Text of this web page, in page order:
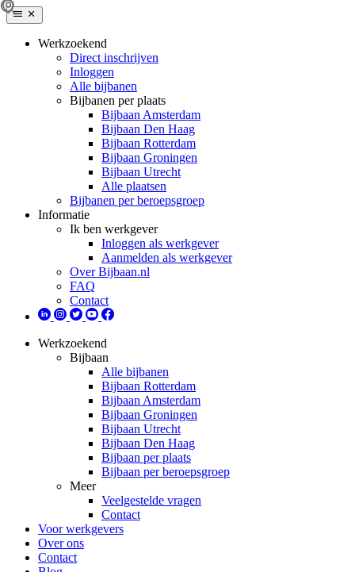
Werkzoekend
Direct inschrijven
Inloggen
Alle bijbanen
Bijbanen per plaats
Bijbaan Amsterdam
Bijbaan Den Haag
Bijbaan Rotterdam
Bijbaan Groningen
Bijbaan Utrecht
Alle plaatsen
Bijbanen per beroepsgroep
Informatie
Ik ben werkgever
Inloggen als werkgever
Aanmelden als werkgever
Over Bijbaan.nl
FAQ
Contact
Werkzoekend
Bijbaan
Alle bijbanen
Bijbaan Rotterdam
Bijbaan Amsterdam
Bijbaan Groningen
Bijbaan Utrecht
Bijbaan Den Haag
Bijbaan per plaats
Bijbaan per beroepsgroep
Meer
Veelgestelde vragen
Contact
Voor werkgevers
Over ons
Contact